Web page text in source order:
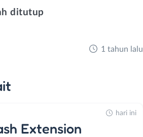
ditutup
1 tahun lalu
Extension
hari ini